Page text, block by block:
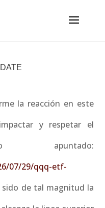
la reacción en este
y respetar el
apuntado:
07/29/qqq-etf-
sido de tal magnitud la